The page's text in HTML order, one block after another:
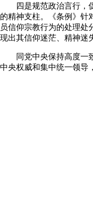
四是规范政治言行，
的精神支柱。《条例》针
员信仰宗教行为的处理
现出其信仰迷茫、精神迷
同党中央保持高度一
中央权威和集中统一领导